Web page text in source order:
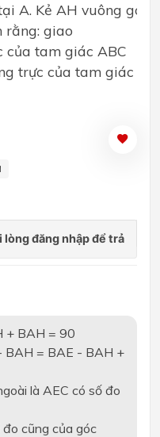
A. Kẻ AH vuông
rằng: giao
của tam giác ABC
trực của tam giác
+ BAH = 90
BAH = BAE - BAH +
là AEC có số đo
cũng của góc